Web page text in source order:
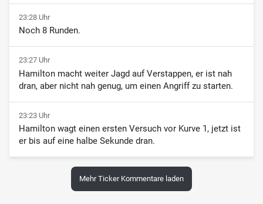
23:28 Uhr
Noch 8 Runden.
23:27 Uhr
Hamilton macht weiter Jagd auf Verstappen, er ist nah
dran, aber nicht nah genug, um einen Angriff zu starten.
23:23 Uhr
Hamilton wagt einen ersten Versuch vor Kurve 1, jetzt ist
er bis auf eine halbe Sekunde dran.
Mehr Ticker Kommentare laden